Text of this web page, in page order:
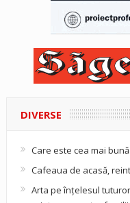
DIVERSE
Care este cea mai
Cafeaua de acasă,
Arta pe înțelesul